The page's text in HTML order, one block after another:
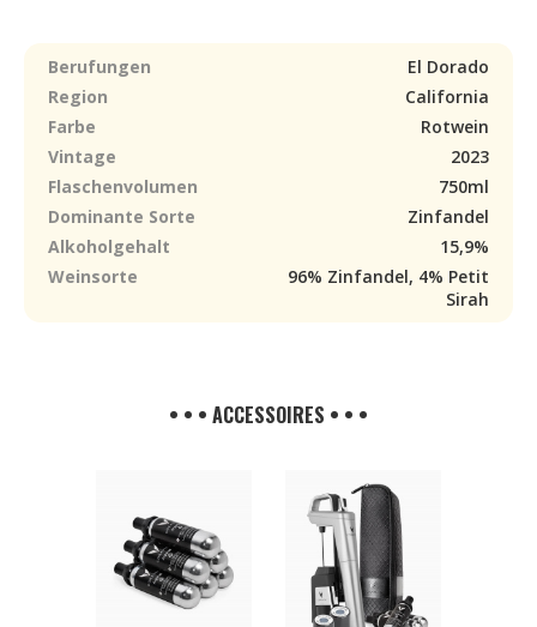
Berufungen
El Dorado
Region
California
Farbe
Rotwein
Vintage
2023
Flaschenvolumen
750ml
Dominante Sorte
Zinfandel
Alkoholgehalt
15,9%
Weinsorte
96% Zinfandel, 4% Petit
Sirah
• • • ACCESSOIRES • • •